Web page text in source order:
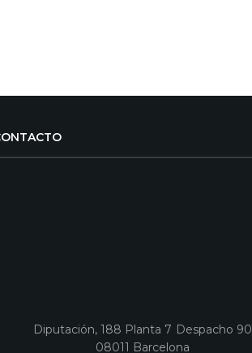
Diputación, 188 Planta 7 Despacho 90
08011 Barcelona